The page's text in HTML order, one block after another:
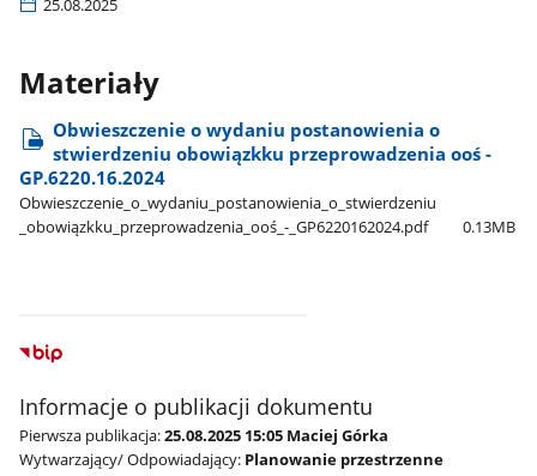
25.08.2025
Materiały
Obwieszczenie o wydaniu postanowienia o
stwierdzeniu obowiązkku przeprowadzenia ooś -
GP.6220.16.2024
Obwieszczenie​_o​_wydaniu​_postanowienia​_o​_stwierdzeniu​
_obowiązkku​_przeprowadzenia​_ooś​_-​_GP6220162024.pdf
0.13MB
Informacje o publikacji dokumentu
Pierwsza publikacja:25.08.2025 15:05 Maciej Górka
Wytwarzający/ Odpowiadający: Planowanie przestrzenne